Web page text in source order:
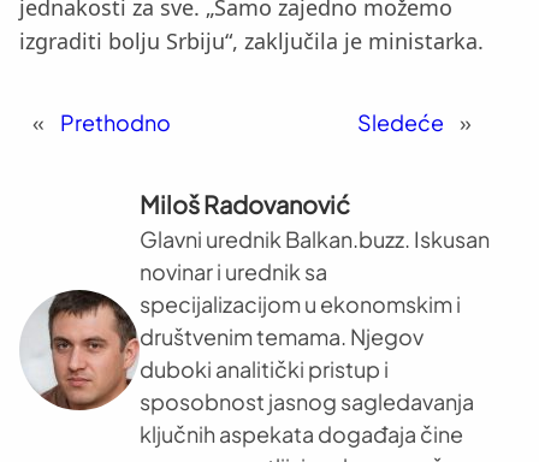
jednakosti za sve. „Samo zajedno možemo
izgraditi bolju Srbiju“, zaključila je ministarka.
« Prethodno Sledeće »
Miloš Radovanović
Glavni urednik Balkan.buzz. Iskusan
novinar i urednik sa
specijalizacijom u ekonomskim i
društvenim temama. Njegov
duboki analitički pristup i
sposobnost jasnog sagledavanja
ključnih aspekata događaja čine